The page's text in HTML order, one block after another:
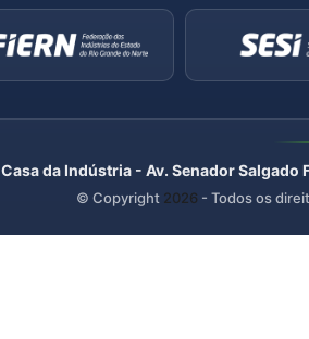
Casa da Indústria - Av. Senador
© Copyright 2026 - Todos os